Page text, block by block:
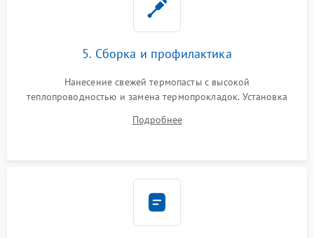
5. Сборка и профилактика
Нанесение свежей термопасты с высокой
теплопроводностью и замена термопрокладок. Установка
шлейфов, модулей памяти и накопителей. Предварительная
Подробнее